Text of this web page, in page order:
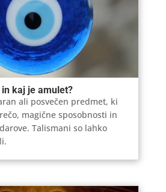
kaj je amulet?
ali posvečen predmet, ki
magične sposobnosti in
Talismani so lahko